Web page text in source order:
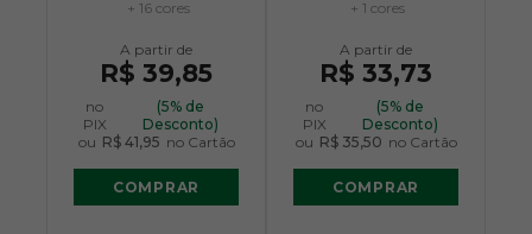
+ 16 cores
R$ 39,85
no
PIX
(5% de
Desconto)
ou R$ 41,95 no Cartão
COMPRAR
+ 1 cores
R$ 33,73
no
PIX
(5% de
Desconto)
ou R$ 35,50 no Cartão
COMPRAR